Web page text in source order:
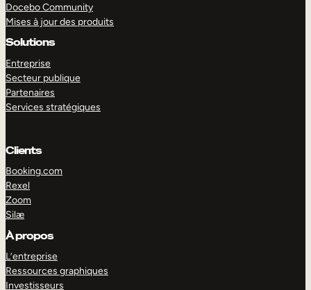
Docebo Community
Mises à jour des produits
Solutions
Entreprise
Secteur publique
Partenaires
Services stratégiques
Clients
Booking.com
Rexel
Zoom
Silæ
À propos
L’entreprise
Ressources graphiques
Investisseurs